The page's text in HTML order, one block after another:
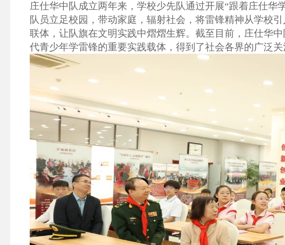
庄仕华中队成立两年来，学校少先队通过开展“跟着庄仕
队员立足校园，带动家庭，辐射社会，将雷锋精神从学校
联体，让队旗在文明实践中熠熠生辉。截至目前，庄仕华
代青少年学雷锋的重要实践载体，得到了社会各界的广泛关